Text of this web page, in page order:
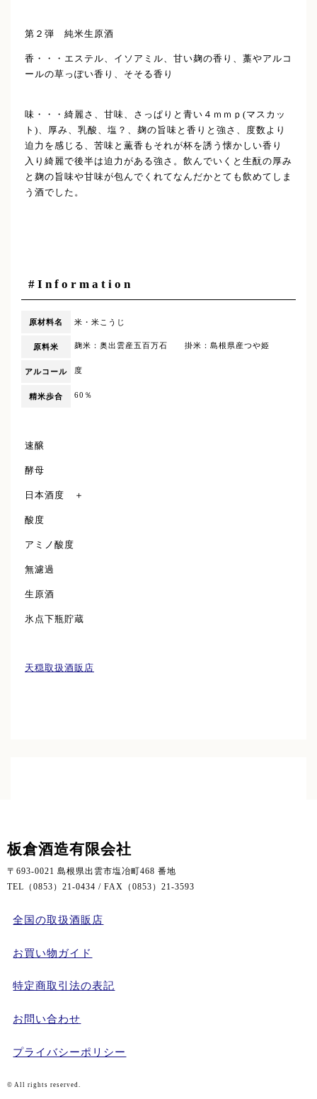
第２弾 純米生原酒
香・・・エステル、イソアミル、甘い麹の香り、藁やアルコ
ールの草っぽい香り、そそる香り
味・・・綺麗さ、甘味、さっぱりと青い４ｍｍｐ(マスカッ
ト)、厚み、乳酸、塩？、麹の旨味と香りと強さ、度数より
迫力を感じる、苦味と薫香もそれが杯を誘う懐かしい香り
入り綺麗で後半は迫力がある強さ。飲んでいくと生酛の厚み
と麹の旨味や甘味が包んでくれてなんだかとても飲めてしま
う酒でした。
#Information
原材料名 米・米こうじ
原料米 麹米：奥出雲産五百万石 掛米：島根県産つや姫
アルコール 度
精米歩合 60％
速醸
酵母
日本酒度 ＋
酸度
アミノ酸度
無濾過
生原酒
氷点下瓶貯蔵
天穏取扱酒販店
板倉酒造有限会社
〒693-0021 島根県出雲市塩冶町468 番地
TEL（0853）21-0434 / FAX（0853）21-3593
全国の取扱酒販店
お買い物ガイド
特定商取引法の表記
お問い合わせ
プライバシーポリシー
© All rights reserved.